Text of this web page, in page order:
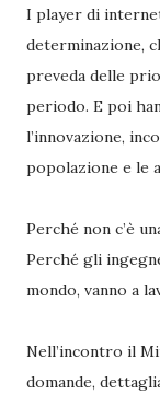
I player di
determinazione,
preveda delle
periodo. E poi
l’innovazione,
popolazione e le
Perché non c’è
Perché gli
mondo, vanno a
Nell’incontro il
domande,